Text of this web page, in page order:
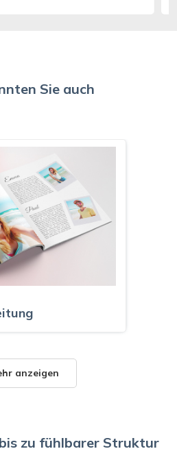
Sie auch
anzeigen
zu fühlbarer Struktur